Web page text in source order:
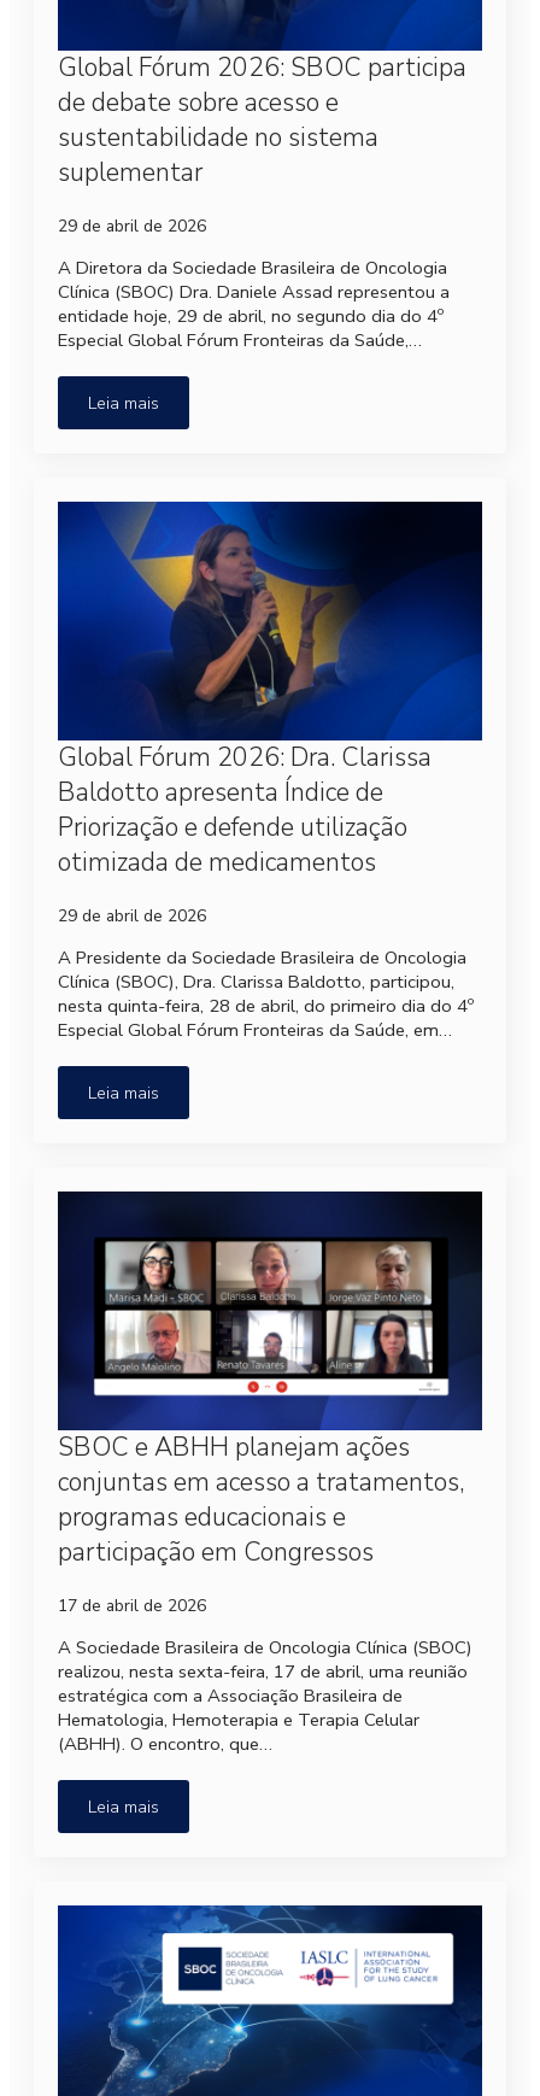
Global Fórum 2026: SBOC participa
de debate sobre acesso e
sustentabilidade no sistema
suplementar
29 de abril de 2026
A Diretora da Sociedade Brasileira de Oncologia
Clínica (SBOC) Dra. Daniele Assad representou a
entidade hoje, 29 de abril, no segundo dia do 4º
Especial Global Fórum Fronteiras da Saúde,…
Leia mais
Global Fórum 2026: Dra. Clarissa
Baldotto apresenta Índice de
Priorização e defende utilização
otimizada de medicamentos
29 de abril de 2026
A Presidente da Sociedade Brasileira de Oncologia
Clínica (SBOC), Dra. Clarissa Baldotto, participou,
nesta quinta-feira, 28 de abril, do primeiro dia do 4º
Especial Global Fórum Fronteiras da Saúde, em…
Leia mais
SBOC e ABHH planejam ações
conjuntas em acesso a tratamentos,
programas educacionais e
participação em Congressos
17 de abril de 2026
A Sociedade Brasileira de Oncologia Clínica (SBOC)
realizou, nesta sexta-feira, 17 de abril, uma reunião
estratégica com a Associação Brasileira de
Hematologia, Hemoterapia e Terapia Celular
(ABHH). O encontro, que…
Leia mais